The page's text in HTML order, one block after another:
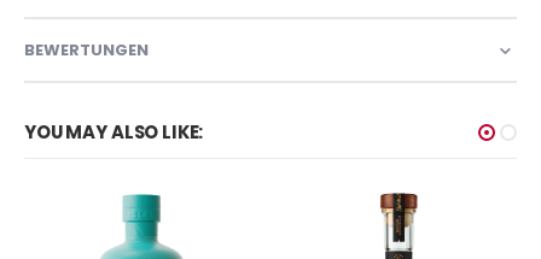
BEWERTUNGEN
YOU MAY ALSO LIKE: